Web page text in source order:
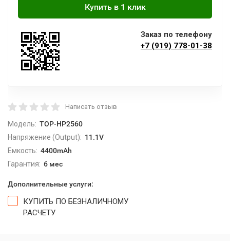
Заказ по телефону
+7 (919) 778-01-38
Написать отзыв
Модель: TOP-HP2560
Напряжение (Output): 11.1V
Емкость: 4400mAh
Гарантия: 6 мес
Дополнительные услуги:
КУПИТЬ ПО БЕЗНАЛИЧНОМУ
РАСЧЕТУ